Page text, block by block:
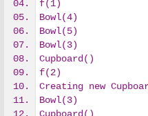
f(1)
Bowl(4)
Bowl(5)
Bowl(3)
Cupboard()
f(2)
Creating new
Bowl(3)